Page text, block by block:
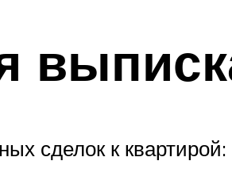
сделок к квартирой: